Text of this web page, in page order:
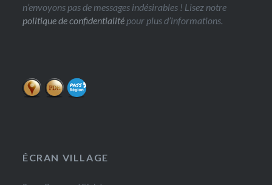
n’envoyons pas de messages indésirables ! Lisez notre
politique de confidentialité pour plus d’informations.
ÉCRAN VILLAGE